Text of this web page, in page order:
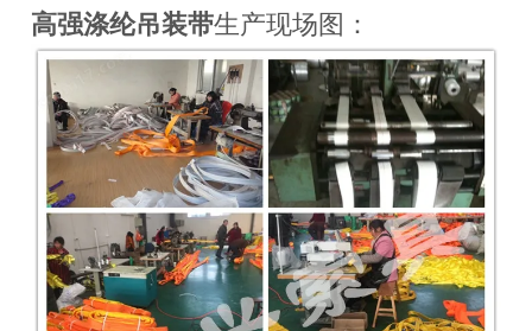
高强涤纶吊装带生产现场图：